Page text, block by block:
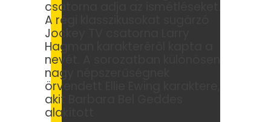
csatorna adja az ismétléseket.
A régi klasszikusokat sugárzó
Jockey TV csatorna Larry
Hagman karakteréről kapta a
nevét. A sorozatban különösen
nagy népszerűségnek
örvendett Ellie Ewing karaktere,
akit Barbara Bel Geddes
alakított